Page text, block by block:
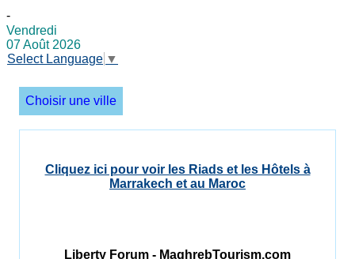
-
Vendredi
07 Août 2026
Select Language ▼
Choisir une ville
Cliquez ici pour voir les Riads et les Hôtels à
Marrakech et au Maroc
Liberty Forum - MaghrebTourism.com